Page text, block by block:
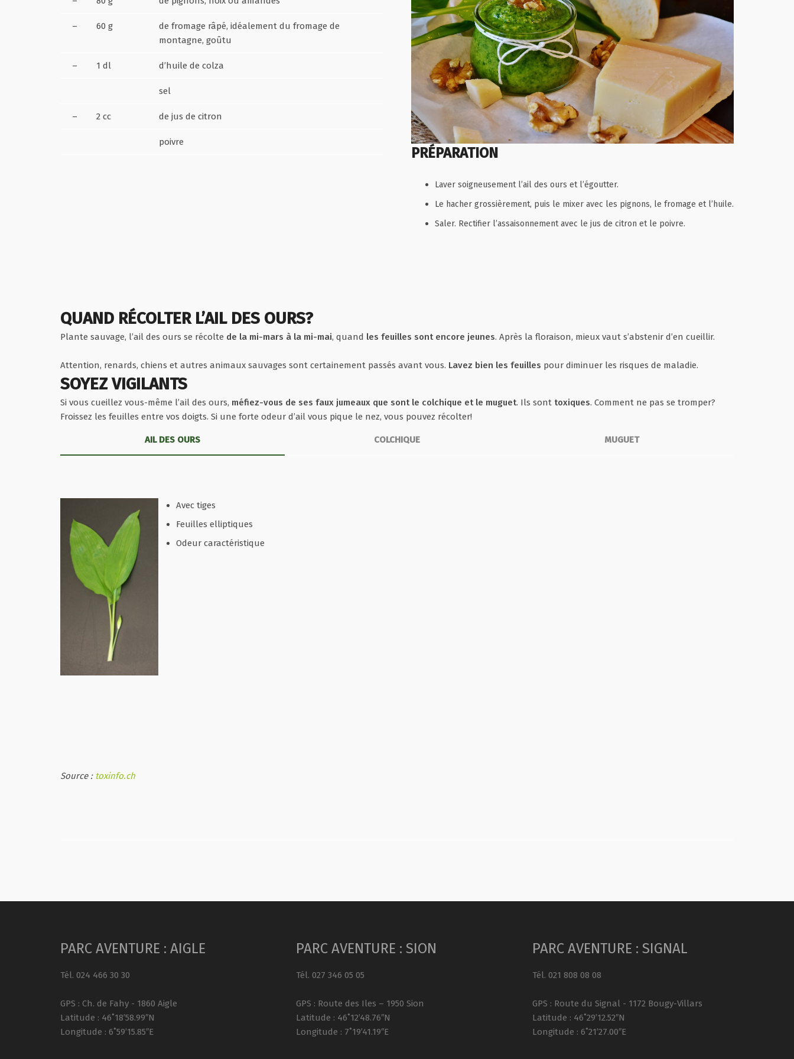
– 60 g
de fromage râpé, idéalement du fromage de
montagne, goûtu
– 1 dl d’huile de colza
sel
– 2 cc de jus de citron
poivre
PRÉPARATION
Laver soigneusement l’ail des ours et l’égoutter.
Le hacher grossièrement, puis le mixer avec les pignons, le fromage et l’huile.
Saler. Rectifier l’assaisonnement avec le jus de citron et le poivre.
QUAND RÉCOLTER L’AIL DES OURS?
Plante sauvage, l’ail des ours se récolte de la mi-mars à la mi-mai, quand les feuilles sont encore jeunes. Après la floraison, mieux vaut s’abstenir d’en cueillir.
Attention, renards, chiens et autres animaux sauvages sont certainement passés avant vous. Lavez bien les feuilles pour diminuer les risques de maladie.
SOYEZ VIGILANTS
Si vous cueillez vous-même l’ail des ours, méfiez-vous de ses faux jumeaux que sont le colchique et le muguet. Ils sont toxiques. Comment ne pas se tromper?
Froissez les feuilles entre vos doigts. Si une forte odeur d’ail vous pique le nez, vous pouvez récolter!
AIL DES OURS COLCHIQUE MUGUET
Avec tiges
Feuilles elliptiques
Odeur caractéristique
Source : toxinfo.ch
PARC AVENTURE : AIGLE
Tél. 024 466 30 30
GPS : Ch. de Fahy - 1860 Aigle
Latitude : 46˚18’58.99″N
Longitude : 6˚59’15.85″E
PARC AVENTURE : SION
Tél. 027 346 05 05
GPS : Route des Iles – 1950 Sion
Latitude : 46˚12’48.76″N
Longitude : 7˚19’41.19″E
PARC AVENTURE : SIGNAL
Tél. 021 808 08 08
GPS : Route du Signal - 1172 Bougy-Villars
Latitude : 46˚29’12.52″N
Longitude : 6˚21’27.00″E